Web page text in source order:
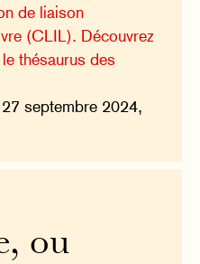
de liaison
(CLIL). Découvrez
thésaurus des
27 septembre 2024,
ou